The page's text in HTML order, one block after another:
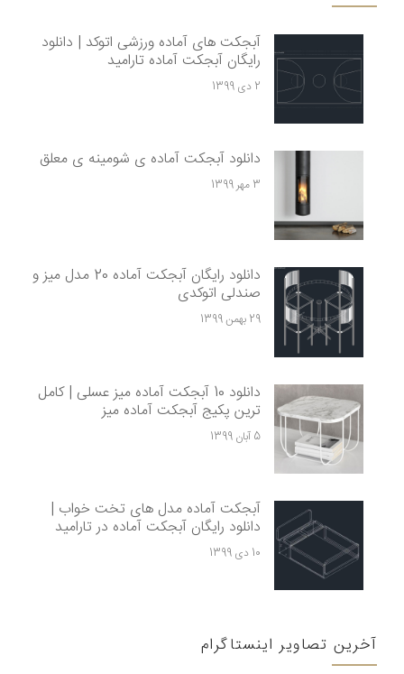
آبجکت های آماده ورزشی اتوکد | دانلود
رایگان آبجکت آماده تارامید
2 دی 1399
دانلود آبجکت آماده ی شومینه ی معلق
3 مهر 1399
دانلود رایگان آبجکت آماده 20 مدل میز و
صندلی اتوکدی
29 بهمن 1399
دانلود 10 آبجکت آماده میز عسلی | کامل
ترین پکیج آبجکت آماده میز
5 آبان 1399
آبجکت آماده مدل های تخت خواب |
دانلود رایگان آبجکت آماده در تارامید
10 دی 1399
آخرین تصاویر اینستاگرام